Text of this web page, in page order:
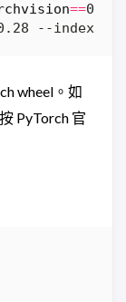
==
wheel。如
PyTorch 官